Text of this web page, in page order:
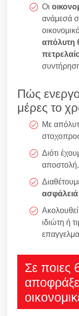
Οι
ανάμεσά
απόλυτη
Πώς
μέρες το
Με
Διότι
αποστολή.
ιδιώτη ή
Σε ποιες